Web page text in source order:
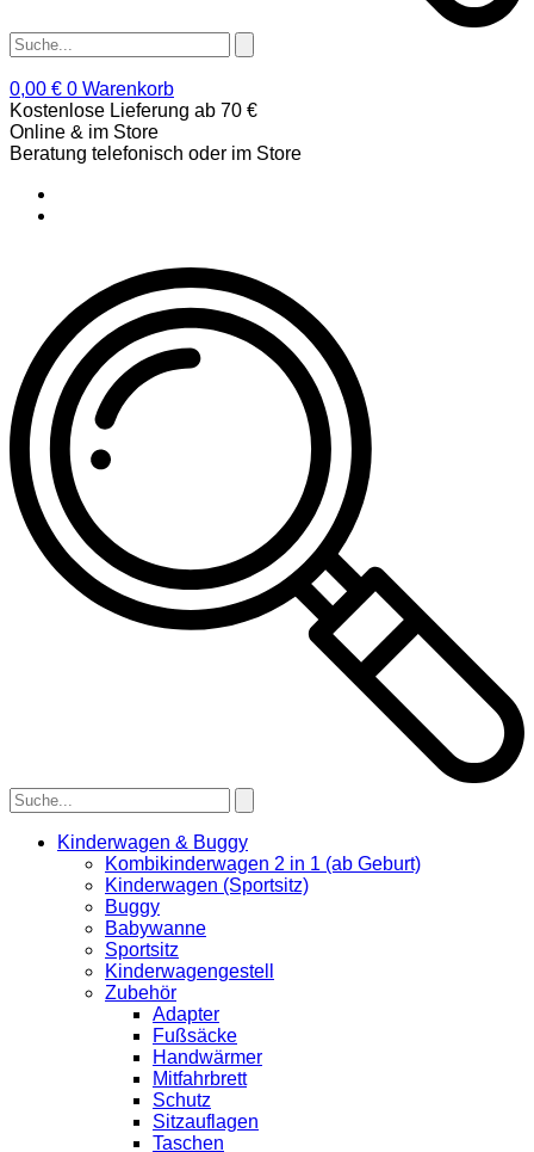
0,00 € 0 Warenkorb
Kostenlose Lieferung ab 70 €
Online & im Store
Beratung telefonisch oder im Store
Kinderwagen & Buggy
Kombikinderwagen 2 in 1 (ab Geburt)
Kinderwagen (Sportsitz)
Buggy
Babywanne
Sportsitz
Kinderwagengestell
Zubehör
Adapter
Fußsäcke
Handwärmer
Mitfahrbrett
Schutz
Sitzauflagen
Taschen